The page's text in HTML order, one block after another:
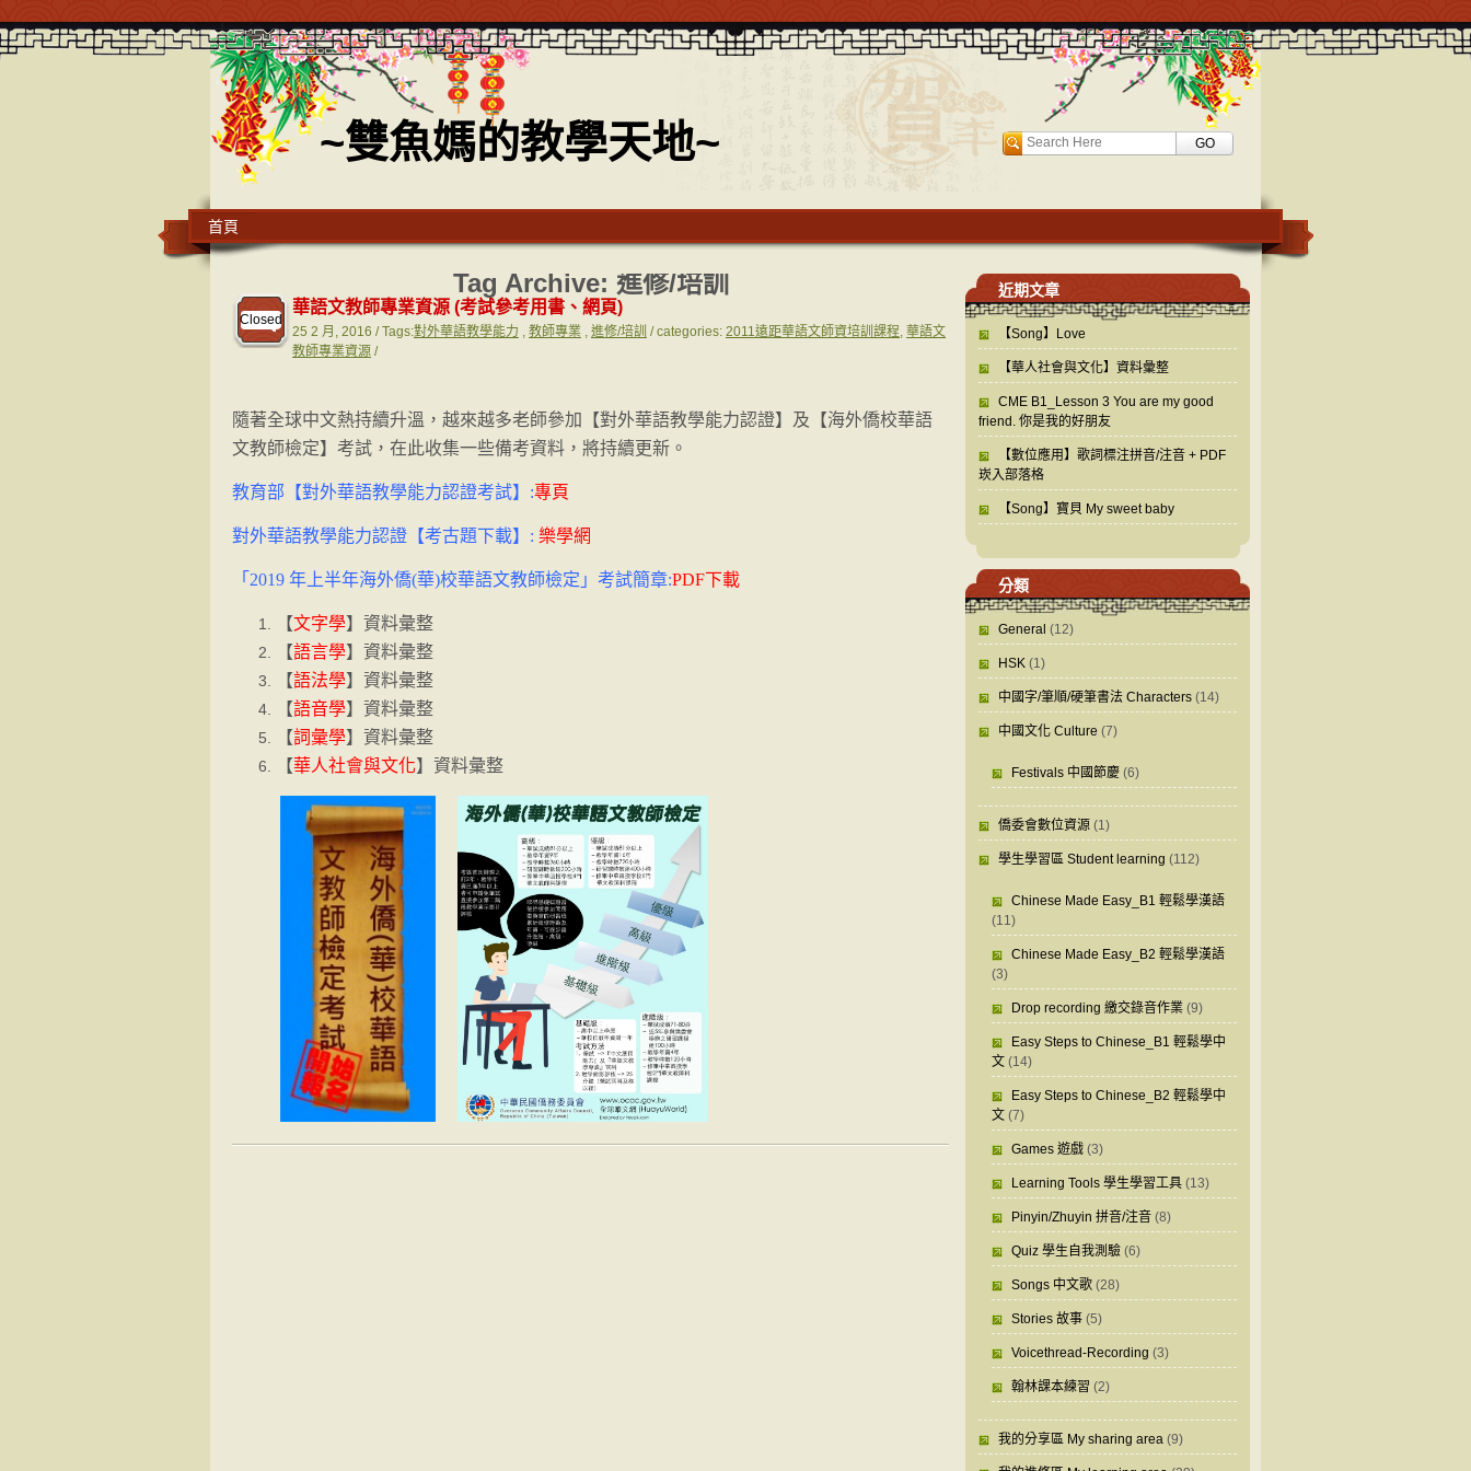
~雙魚媽的教學天地~ Search
首頁
Tag Archive: 進修/培訓
Closed
華語文教師專業資源 (考試參考用書、網頁)
25 2 月, 2016 / Tags:對外華語教學能力 , 教師專業 , 進修/培訓 / categories: 2011遠距華語文師資培訓課程, 華語文
教師專業資源 /
隨著全球中文熱持續升溫，越來越多老師參加【對外華語教學能力認證】及【海外僑校華語
文教師檢定】考試，在此收集一些備考資料，將持續更新。
教育部【對外華語教學能力認證考試】:專頁
對外華語教學能力認證【考古題下載】: 樂學網
「2019 年上半年海外僑(華)校華語文教師檢定」考試簡章:PDF下載
【文字學】資料彙整
【語言學】資料彙整
【語法學】資料彙整
【語音學】資料彙整
【詞彙學】資料彙整
【華人社會與文化】資料彙整
近期文章
【Song】Love
【華人社會與文化】資料彙整
CME B1_Lesson 3 You are my good
friend. 你是我的好朋友
【數位應用】歌詞標注拼音/注音 + PDF
崁入部落格
【Song】寶貝 My sweet baby
分類
General (12)
HSK (1)
中國字/筆順/硬筆書法 Characters (14)
中國文化 Culture (7)
Festivals 中國節慶 (6)
僑委會數位資源 (1)
學生學習區 Student learning (112)
Chinese Made Easy_B1 輕鬆學漢語
(11)
Chinese Made Easy_B2 輕鬆學漢語
(3)
Drop recording 繳交錄音作業 (9)
Easy Steps to Chinese_B1 輕鬆學中
文 (14)
Easy Steps to Chinese_B2 輕鬆學中
文 (7)
Games 遊戲 (3)
Learning Tools 學生學習工具 (13)
Pinyin/Zhuyin 拼音/注音 (8)
Quiz 學生自我測驗 (6)
Songs 中文歌 (28)
Stories 故事 (5)
Voicethread-Recording (3)
翰林課本練習 (2)
我的分享區 My sharing area (9)